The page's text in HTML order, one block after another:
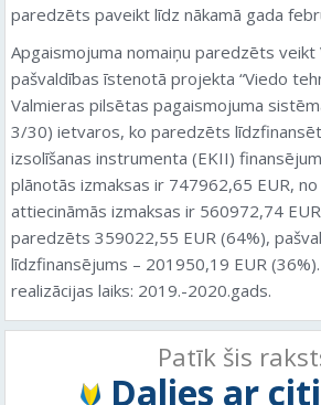
paredzēts paveikt līdz nākamā gada
Apgaismojuma nomaiņu paredzēts veikt
pašvaldības īstenotā projekta “Viedo
Valmieras pilsētas pagaismojuma
3/30) ietvaros, ko paredzēts
izsolīšanas instrumenta (EKII)
plānotās izmaksas ir 747962,65 EUR,
attiecināmās izmaksas ir 560972,74
paredzēts 359022,55 EUR (64%),
līdzfinansējums – 201950,19 EUR
realizācijas laiks: 2019.-2020.gads.
Patīk šis
Dalies ar